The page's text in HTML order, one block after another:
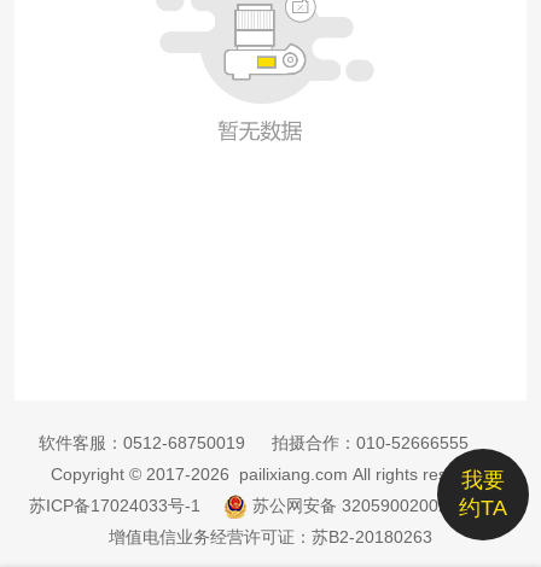
我要
约TA
软件客服： 0512-68750019 拍摄合作： 010-52666555
Copyright © 2017-2026 pailixiang.com All rights reserved
苏ICP备17024033号-1
苏公网安备 32059002002885号
增值电信业务经营许可证：苏B2-20180263